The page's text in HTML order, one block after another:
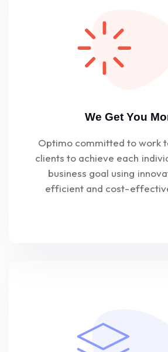
We Get You
Optimo committed to work
clients to achieve each
business goal using
efficient and cost-